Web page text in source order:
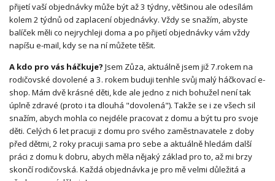
přijetí vaší objednávky může být až 3 týdny, většinou ale odesílám
kolem 2 týdnů od zaplacení objednávky. Vždy se snažím, abyste
balíček měli co nejrychleji doma a po přijetí objednávky vám vždy
napíšu e-mail, kdy se na ní můžete těšit.
A kdo pro vás háčkuje? Jsem Zůza, aktuálně jsem již 7.rokem na
rodičovské dovolené a 3. rokem buduji tenhle svůj malý háčkovací e-
shop. Mám dvě krásné děti, kde ale jedno z nich bohužel není tak
úplně zdravé (proto i ta dlouhá "dovolená"). Takže se i ze všech sil
snažím, abych mohla co nejdéle pracovat z domu a být tu pro svoje
děti. Celých 6 let pracuji z domu pro svého zaměstnavatele z doby
před dětmi, 2 roky pracuji sama pro sebe a aktuálně hledám další
práci z domu k dobru, abych měla nějaký základ pro to, až mi brzy
skončí rodičovská. Každá objednávka je pro mě velmi důležitá a